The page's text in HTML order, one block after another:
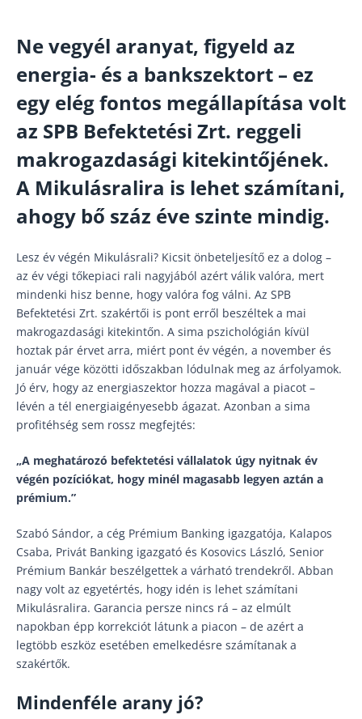
Ne vegyél aranyat, figyeld az
energia- és a bankszektort – ez
egy elég fontos megállapítása volt
az SPB Befektetési Zrt. reggeli
makrogazdasági kitekintőjének.
A Mikulásralira is lehet számítani,
ahogy bő száz éve szinte mindig.
Lesz év végén Mikulásrali? Kicsit önbeteljesítő ez a dolog –
az év végi tőkepiaci rali nagyjából azért válik valóra, mert
mindenki hisz benne, hogy valóra fog válni. Az SPB
Befektetési Zrt. szakértői is pont erről beszéltek a mai
makrogazdasági kitekintőn. A sima pszichológián kívül
hoztak pár érvet arra, miért pont év végén, a november és
január vége közötti időszakban lódulnak meg az árfolyamok.
Jó érv, hogy az energiaszektor hozza magával a piacot –
lévén a tél energiaigényesebb ágazat. Azonban a sima
profitéhség sem rossz megfejtés:
„A meghatározó befektetési vállalatok úgy nyitnak év
végén pozíciókat, hogy minél magasabb legyen aztán a
prémium.”
Szabó Sándor, a cég Prémium Banking igazgatója, Kalapos
Csaba, Privát Banking igazgató és Kosovics László, Senior
Prémium Bankár beszélgettek a várható trendekről. Abban
nagy volt az egyetértés, hogy idén is lehet számítani
Mikulásralira. Garancia persze nincs rá – az elmúlt
napokban épp korrekciót látunk a piacon – de azért a
legtöbb eszköz esetében emelkedésre számítanak a
szakértők.
Mindenféle arany jó?